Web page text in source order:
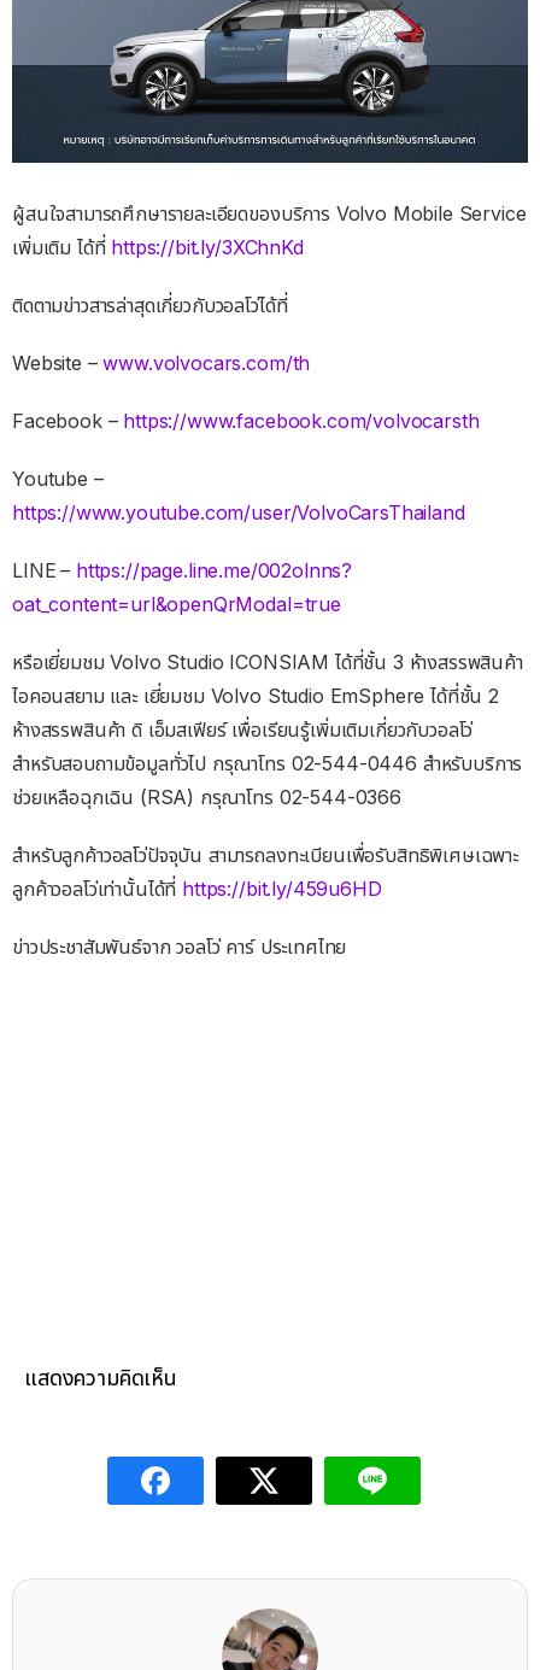
ผู้สนใจสามารถศึกษารายละเอียดของบริการ Volvo Mobile Service
เพิ่มเติม ได้ที่ https://bit.ly/3XChnKd
ติดตามข่าวสารล่าสุดเกี่ยวกับวอลโว่ได้ที่
Website –www.volvocars.com/th
Facebook – https://www.facebook.com/volvocarsth
Youtube –
https://www.youtube.com/user/VolvoCarsThailand
LINE – https://page.line.me/002olnns?
oat_content=url&openQrModal=true
หรือเยี่ยมชม Volvo Studio ICONSIAM ได้ที่ชั้น 3 ห้างสรรพสินค้า
ไอคอนสยาม และ เยี่ยมชม Volvo Studio EmSphere ได้ที่ชั้น 2
ห้างสรรพสินค้า ดิ เอ็มสเฟียร์ เพื่อเรียนรู้เพิ่มเติมเกี่ยวกับวอลโว่
สำหรับสอบถามข้อมูลทั่วไป กรุณาโทร 02-544-0446 สำหรับบริการ
ช่วยเหลือฉุกเฉิน (RSA) กรุณาโทร 02-544-0366
สำหรับลูกค้าวอลโว่ปัจจุบัน สามารถลงทะเบียนเพื่อรับสิทธิพิเศษเฉพาะ
ลูกค้าวอลโว่เท่านั้นได้ที่ https://bit.ly/459u6HD
ข่าวประชาสัมพันธ์จาก วอลโว่ คาร์ ประเทศไทย
แสดงความคิดเห็น